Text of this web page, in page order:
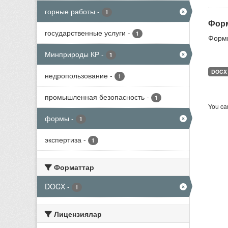
горные работы - 1
государственные услуги - 1
Минприроды КР - 1
недропользование - 1
промышленная безопасность - 1
формы - 1
экспертиза - 1
Форматтар
DOCX - 1
Лицензиялар
DOCX
You